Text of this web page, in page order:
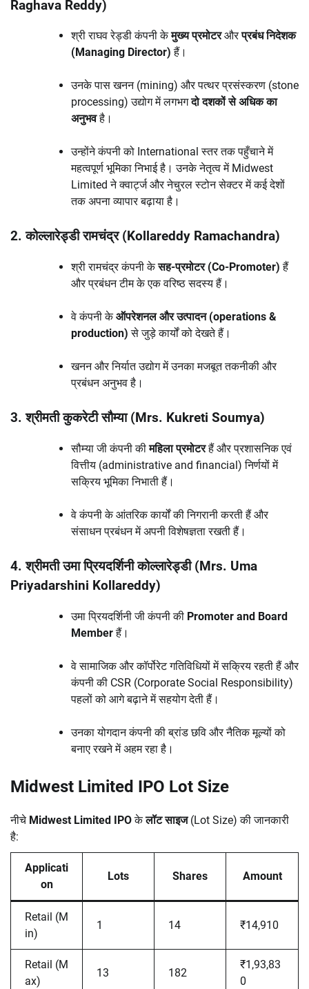
Raghava Reddy)
श्री राघव रेड्डी कंपनी केमुख्य प्रमोटरऔरप्रबंध निदेशक
(Managing Director) हैं।
उनके पास खनन (mining) और पत्थर प्रसंस्करण (stone
processing) उद्योग में लगभगदो दशकों से अधिक का
अनुभवहै।
उन्होंने कंपनी को International स्तर तक पहुँचाने में
महत्वपूर्ण भूमिका निभाई है। उनके नेतृत्व में Midwest
Limited ने क्वार्ट्ज और नेचुरल स्टोन सेक्टर में कई देशों
तक अपना व्यापार बढ़ाया है।
2. कोल्लारेड्डी रामचंद्र (Kollareddy Ramachandra)
श्री रामचंद्र कंपनी केसह-प्रमोटर (Co-Promoter) हैं
और प्रबंधन टीम के एक वरिष्ठ सदस्य हैं।
वे कंपनी केऑपरेशनल और उत्पादन (operations &
production) से जुड़े कार्यों को देखते हैं।
खनन और निर्यात उद्योग में उनका मजबूत तकनीकी और
प्रबंधन अनुभव है।
3. श्रीमती कुकरेटी सौम्या (Mrs. Kukreti Soumya)
सौम्या जी कंपनी कीमहिला प्रमोटरहैं और प्रशासनिक एवं
वित्तीय (administrative and financial) निर्णयों में
सक्रिय भूमिका निभाती हैं।
वे कंपनी के आंतरिक कार्यों की निगरानी करती हैं और
संसाधन प्रबंधन में अपनी विशेषज्ञता रखती हैं।
4. श्रीमती उमा प्रियदर्शिनी कोल्लारेड्डी (Mrs. Uma
Priyadarshini Kollareddy)
उमा प्रियदर्शिनी जी कंपनी की Promoter and Board
Memberहैं।
वे सामाजिक और कॉर्पोरेट गतिविधियों में सक्रिय रहती हैं और
कंपनी की CSR (Corporate Social Responsibility)
पहलों को आगे बढ़ाने में सहयोग देती हैं।
उनका योगदान कंपनी की ब्रांड छवि और नैतिक मूल्यों को
बनाए रखने में अहम रहा है।
Midwest Limited IPO Lot Size
नीचे Midwest Limited IPOकेलॉट साइज(Lot Size) की जानकारी
है:
Applicati
on
Lots Shares Amount
Retail (M
in)
1 14 ₹14,910
Retail (M
ax)
13 182
₹1,93,83
0